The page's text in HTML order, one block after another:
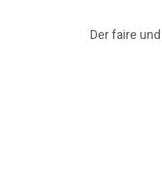
Der faire